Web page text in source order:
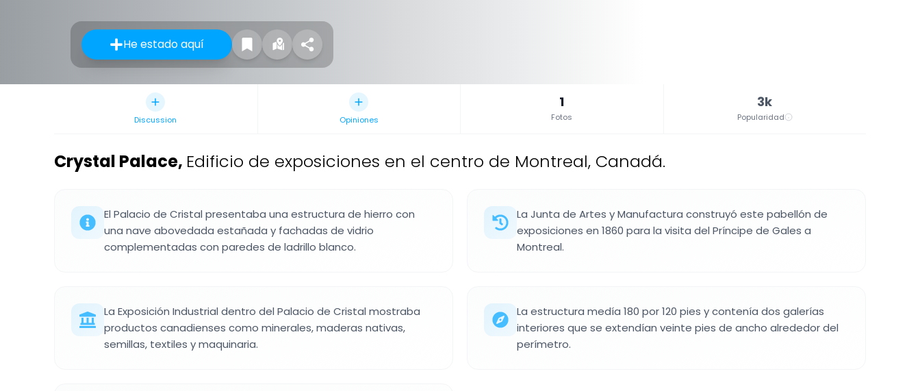
He estado aquí
Discussion Opiniones
1
Fotos
3k
Popularidad
Crystal Palace, Edificio de exposiciones en el centro de Montreal, Canadá.
El Palacio de Cristal presentaba una estructura de hierro con
una nave abovedada estañada y fachadas de vidrio
complementadas con paredes de ladrillo blanco.
La Junta de Artes y Manufactura construyó este pabellón de
exposiciones en 1860 para la visita del Príncipe de Gales a
Montreal.
La Exposición Industrial dentro del Palacio de Cristal mostraba
productos canadienses como minerales, maderas nativas,
semillas, textiles y maquinaria.
La estructura medía 180 por 120 pies y contenía dos galerías
interiores que se extendían veinte pies de ancho alrededor del
perímetro.